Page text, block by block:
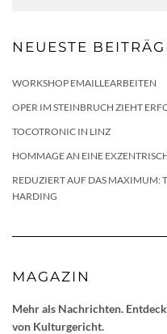
NEUESTE
WORKSHOP EMAILLEARBEITEN
OPER IM STEINBRUCH ZIEHT
TOCOTRONIC IN LINZ
HOMMAGE AN EINE
REDUZIERT AUF DAS MAXIMUM:
HARDING
MAGAZIN
Mehr als Nachrichten.
von Kulturgericht.